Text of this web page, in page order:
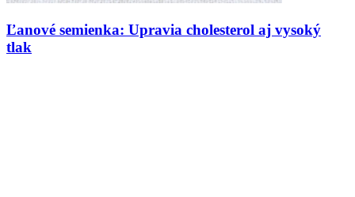
Ľanové semienka: Upravia cholesterol aj vysoký
tlak